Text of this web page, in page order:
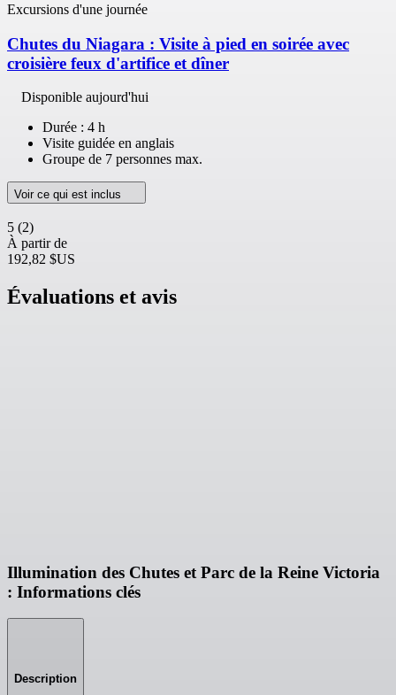
Excursions d'une journée
Chutes du Niagara : Visite à pied en soirée avec
croisière feux d'artifice et dîner
Disponible aujourd'hui
Durée : 4 h
Visite guidée en anglais
Groupe de 7 personnes max.
Voir ce qui est inclus
5 (2)
À partir de
192,82 $US
Évaluations et avis
Illumination des Chutes et Parc de la Reine Victoria
: Informations clés
Description